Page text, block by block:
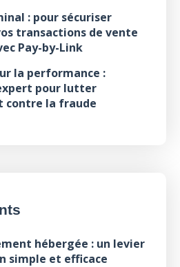
: pour sécuriser
transactions de vente
Pay-by-Link
la performance :
pour lutter
contre la fraude
hébergée : un levier
simple et efficace